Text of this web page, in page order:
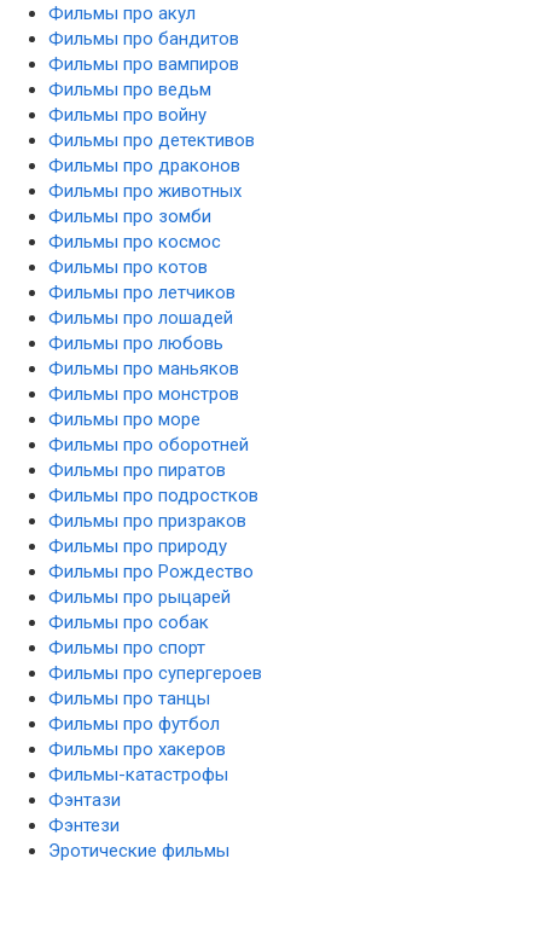
Фильмы про акул
Фильмы про бандитов
Фильмы про вампиров
Фильмы про ведьм
Фильмы про войну
Фильмы про детективов
Фильмы про драконов
Фильмы про животных
Фильмы про зомби
Фильмы про космос
Фильмы про котов
Фильмы про летчиков
Фильмы про лошадей
Фильмы про любовь
Фильмы про маньяков
Фильмы про монстров
Фильмы про море
Фильмы про оборотней
Фильмы про пиратов
Фильмы про подростков
Фильмы про призраков
Фильмы про природу
Фильмы про Рождество
Фильмы про рыцарей
Фильмы про собак
Фильмы про спорт
Фильмы про супергероев
Фильмы про танцы
Фильмы про футбол
Фильмы про хакеров
Фильмы-катастрофы
Фэнтази
Фэнтези
Эротические фильмы